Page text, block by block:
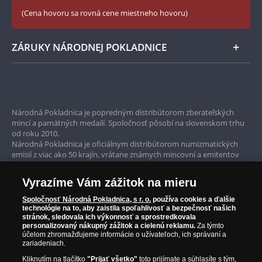
(Cena hovoru sa rovná cene miestneho hovoru)
ZÁRUKY NÁRODNEJ POKLADNICE
Garancia najvyššej kvality
Iba originálne produkty
Národná Pokladnica je popredným distribútorom zberateľských
mincí a pamätných medailí. Spoločnosť pôsobí na slovenskom trhu
od roku 2010.
Národná Pokladnica je oficiálnym distribútorom numizmatických
emisií z viac ako 50 krajín, vrátane známych mincovní a emitentov
Parížska mincovňa, Nórska mincovňa, Fínska mincovňa alebo
Austrálska mincovňa Perth. Spoločnosť svojim zákazníkom a
zberateľom garantuje, že všetky produkty sú v originálnej a v
prvotriednej kvalite, čo je doložené aj priloženým Certifikátom
autentickosti.
Vyrazíme Vám zážitok na mieru
Spoločnosť Národná Pokladnica, s r. o. používa cookies a ďalšie
technológie na to, aby zaistila spoľahlivosť a bezpečnosť našich
stránok, sledovala ich výkonnosť a sprostredkovala
personalizovaný nákupný zážitok a cielenú reklamu. Za týmto
účelom zhromažďujeme informácie o užívateľoch, ich správaní a
zariadeniach.
Kliknutím na tlačítko"Prijať všetko" toto prijímate a súhlasíte s tým,